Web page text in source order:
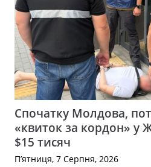
Спочатку Молдова,
«квиток за кордон» у
$15 тисяч
П’ятниця, 7 Серпня, 2026